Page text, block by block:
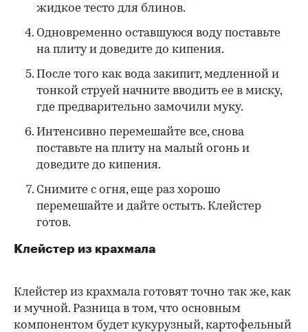
жидкое тесто для блинов.
Одновременно оставшуюся воду поставьте
на плиту и доведите до кипения.
После того как вода закипит, медленной и
тонкой струей начните вводить ее в миску,
где предварительно замочили муку.
Интенсивно перемешайте все, снова
поставьте на плиту на малый огонь и
доведите до кипения.
Снимите с огня, еще раз хорошо
перемешайте и дайте остыть. Клейстер
готов.
Клейстер из крахмала
Клейстер из крахмала готовят точно так же, как
и мучной. Разница в том, что основным
компонентом будет кукурузный, картофельный